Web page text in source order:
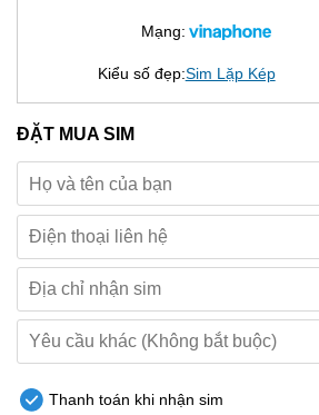
Mạng:
Kiểu số đẹp:Sim Lặp Kép
ĐẶT MUA SIM
Thanh toán khi nhận sim